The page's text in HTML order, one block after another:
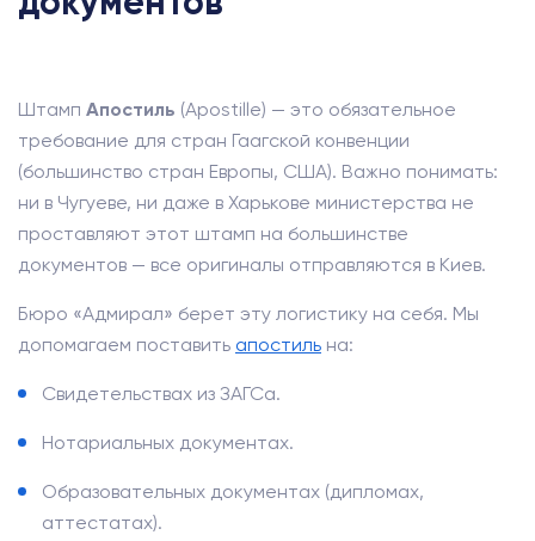
Штамп Апостиль (Apostille) — это обязательное
требование для стран Гаагской конвенции
(большинство стран Европы, США). Важно понимать:
ни в Чугуеве, ни даже в Харькове министерства не
проставляют этот штамп на большинстве
документов — все оригиналы отправляются в Киев.
Бюро «Адмирал» берет эту логистику на себя. Мы
допомагаем поставить апостиль на:
Свидетельствах из ЗАГСа.
Нотариальных документах.
Образовательных документах (дипломах,
аттестатах).